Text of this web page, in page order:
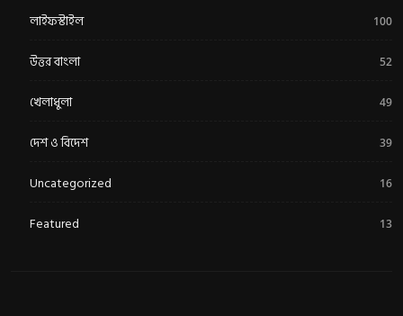
লাইফস্টাইল 100
উত্তর বাংলা 52
খেলাধুলা 49
দেশ ও বিদেশ 39
Uncategorized 16
Featured 13